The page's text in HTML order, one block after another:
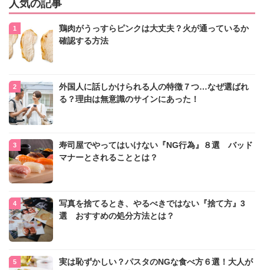
人気の記事
鶏肉がうっすらピンクは大丈夫？火が通っているか
確認する方法
外国人に話しかけられる人の特徴７つ…なぜ選ばれ
る？理由は無意識のサインにあった！
寿司屋でやってはいけない『NG行為』８選 バッド
マナーとされることとは？
写真を捨てるとき、やるべきではない『捨て方』3
選 おすすめの処分方法とは？
実は恥ずかしい？パスタのNGな食べ方６選！大人が